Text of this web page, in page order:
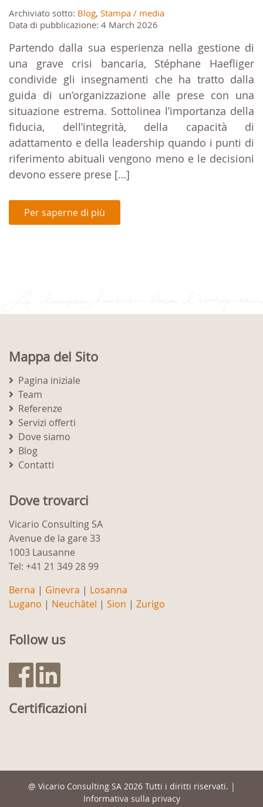
Archiviato sotto: Blog, Stampa / media
Data di pubblicazione: 4 March 2026
Partendo dalla sua esperienza nella gestione di
una grave crisi bancaria, Stéphane Haefliger
condivide gli insegnamenti che ha tratto dalla
guida di un’organizzazione alle prese con una
situazione estrema. Sottolinea l’importanza della
fiducia, dell’integrità, della capacità di
adattamento e della leadership quando i punti di
riferimento abituali vengono meno e le decisioni
devono essere prese […]
Per saperne di più
Mappa del Sito
Pagina iniziale
Team
Referenze
Servizi offerti
Dove siamo
Blog
Contatti
Dove trovarci
Vicario Consulting SA
Avenue de la gare 33
1003 Lausanne
Tel: +41 21 349 28 99
Berna | Ginevra | Losanna
Lugano | Neuchâtel | Sion | Zurigo
Follow us
Certificazioni
@ Vicario Consulting SA2026 Tutti i diritti riservati. |
Informativa sulla privacy